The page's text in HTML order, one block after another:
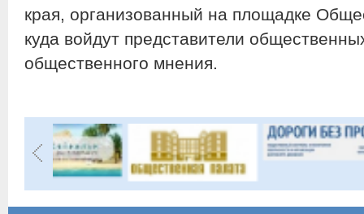
края, организованный на площадке
куда войдут представители
общественного мнения.